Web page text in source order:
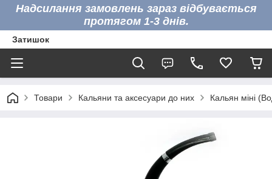
Надсилання замовлень зараз відбувається
протягом 1-3 днів.
Затишок
Товари Кальяни та аксесуари до них Кальян міні